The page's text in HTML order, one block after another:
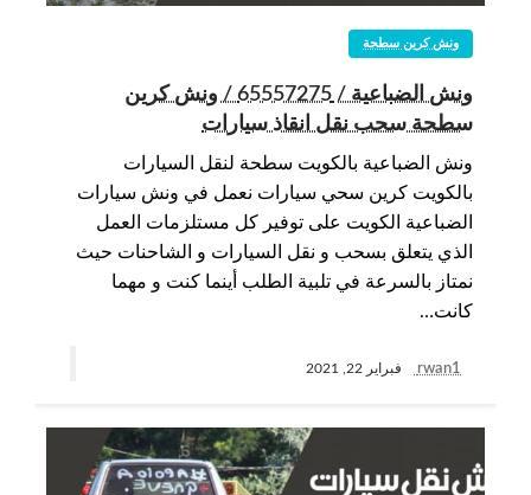
ونش كرين سطحة
ونش الضباعية / 65557275 / ونش كرين
سطحة سحب نقل انقاذ سيارات
ونش الضباعية بالكويت سطحة لنقل السيارات
بالكويت كرين سحي سيارات نعمل في ونش سيارات
الضباعية الكويت على توفير كل مستلزمات العمل
الذي يتعلق بسحب و نقل السيارات و الشاحنات حيث
نمتاز بالسرعة في تلبية الطلب أينما كنت و مهما
كانت…
rwan1 فبراير 22, 2021